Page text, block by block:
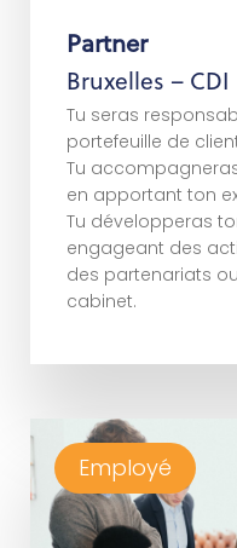
Partner
Bruxelles – CDI
Tu seras
portefeuille de
Tu
en apportant ton
Tu développeras
engageant des
des partenariats
cabinet.
Employé